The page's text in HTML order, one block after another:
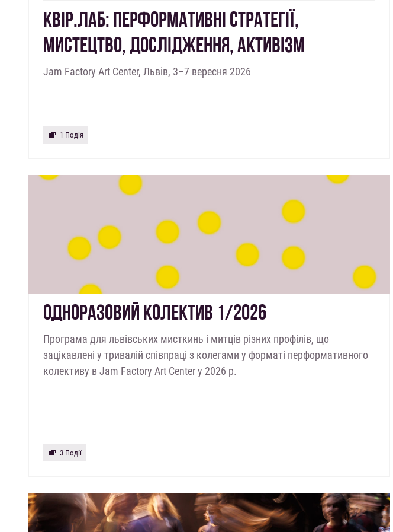
КВІР.ЛАБ: ПЕРФОРМАТИВНІ СТРАТЕГІЇ,
МИСТЕЦТВО, ДОСЛІДЖЕННЯ, АКТИВІЗМ
Jam Factory Art Center, Львів, 3–7 вересня 2026
1 Подія
ОДНОРАЗОВИЙ КОЛЕКТИВ 1/2026
Програма для львівських мисткинь і митців різних профілів, що
зацікавлені у тривалій співпраці з колегами у форматі перформативного
колективу в Jam Factory Art Center у 2026 р.
3 Події